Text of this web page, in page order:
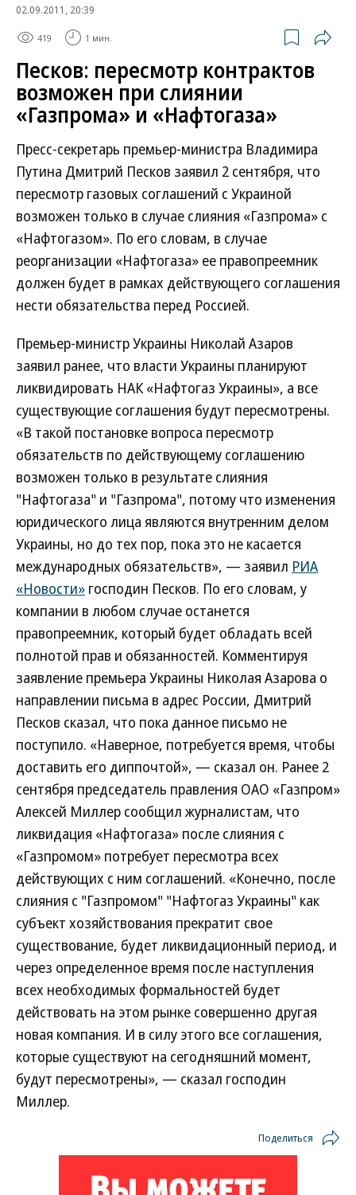
02.09.2011, 20:39
419 1 мин.
Песков: пересмотр контрактов
возможен при слиянии
«Газпрома» и «Нафтогаза»
Пресс-секретарь премьер-министра Владимира
Путина Дмитрий Песков заявил 2 сентября, что
пересмотр газовых соглашений с Украиной
возможен только в случае слияния «Газпрома» с
«Нафтогазом». По его словам, в случае
реорганизации «Нафтогаза» ее правопреемник
должен будет в рамках действующего соглашения
нести обязательства перед Россией.
Премьер-министр Украины Николай Азаров
заявил ранее, что власти Украины планируют
ликвидировать НАК «Нафтогаз Украины», а все
существующие соглашения будут пересмотрены.
«В такой постановке вопроса пересмотр
обязательств по действующему соглашению
возможен только в результате слияния
"Нафтогаза" и "Газпрома", потому что изменения
юридического лица являются внутренним делом
Украины, но до тех пор, пока это не касается
международных обязательств», — заявил РИА
«Новости» господин Песков. По его словам, у
компании в любом случае останется
правопреемник, который будет обладать всей
полнотой прав и обязанностей. Комментируя
заявление премьера Украины Николая Азарова о
направлении письма в адрес России, Дмитрий
Песков сказал, что пока данное письмо не
поступило. «Наверное, потребуется время, чтобы
доставить его диппочтой», — сказал он. Ранее 2
сентября председатель правления ОАО «Газпром»
Алексей Миллер сообщил журналистам, что
ликвидация «Нафтогаза» после слияния с
«Газпромом» потребует пересмотра всех
действующих с ним соглашений. «Конечно, после
слияния с "Газпромом" "Нафтогаз Украины" как
субъект хозяйствования прекратит свое
существование, будет ликвидационный период, и
через определенное время после наступления
всех необходимых формальностей будет
действовать на этом рынке совершенно другая
новая компания. И в силу этого все соглашения,
которые существуют на сегодняшний момент,
будут пересмотрены», — сказал господин
Миллер.
Поделиться